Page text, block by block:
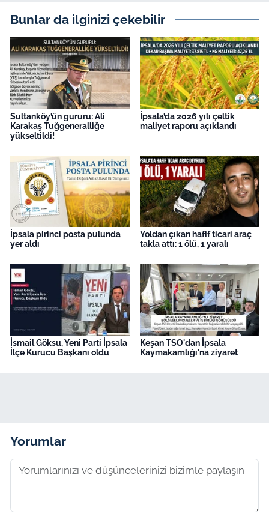
Bunlar da ilginizi çekebilir
Sultanköy’ün gururu: Ali
Karakaş Tuğgeneralliğe
yükseltildi!
İpsala’da 2026 yılı çeltik
maliyet raporu açıklandı
İpsala pirinci posta pulunda
yer aldı
Yoldan çıkan hafif ticari araç
takla attı: 1 ölü, 1 yaralı
İsmail Göksu, Yeni Parti İpsala
İlçe Kurucu Başkanı oldu
Keşan TSO'dan İpsala
Kaymakamlığı'na ziyaret
Yorumlar
English News
Canlı Maç
Finans
Genel-A
Gündem-Eğitim